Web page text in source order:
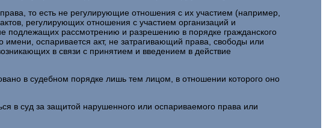
то есть не регулирующие отношения с их участием (например,
регулирующих отношения с участием организаций и
подлежащих рассмотрению и разрешению в порядке гражданского
имени, оспаривается акт, не затрагивающий права, свободы или
в связи с принятием и введением в действие
в судебном порядке лишь тем лицом, в отношении которого оно
в суд за защитой нарушенного или оспариваемого права или